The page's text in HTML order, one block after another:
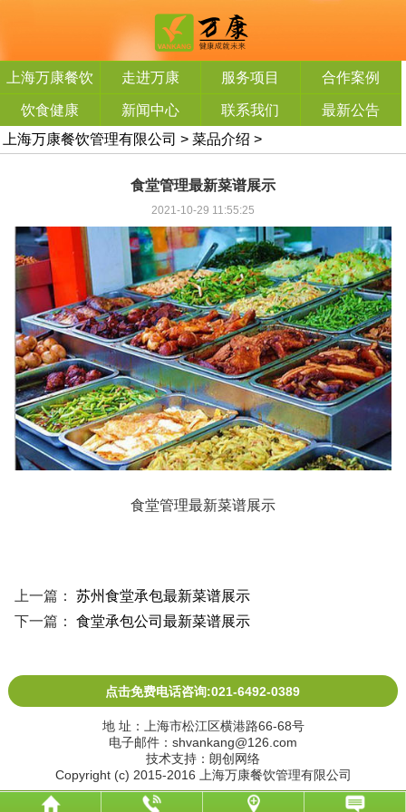
上海万康餐饮
管理有限公司
走进万康 服务项目 合作案例
饮食健康 新闻中心 联系我们
最新公告
上海万康餐饮管理有限公司 > 菜品介绍 >
食堂管理最新菜谱展示
2021-10-29 11:55:25
食堂管理最新菜谱展示
上一篇：
苏州食堂承包最新菜谱展示
下一篇：
食堂承包公司最新菜谱展示
点击免费电话咨询:021-6492-0389
地 址：上海市松江区横港路66-68号
电子邮件：shvankang@126.com
技术支持：朗创网络
Copyright (c) 2015-2016 上海万康餐饮管理有限公司